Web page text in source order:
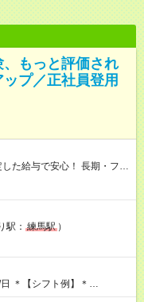
もっと評価され
プ／正社員登用
いただきたいと思っていま
で、安定した給与が入りま
あたりは柔軟に対応する
試用期間】試
雇用形態、給与は本採用時
駅： 練馬駅 ）
＊【シフト例】＊
(3) 12:00～21:00 など ◎